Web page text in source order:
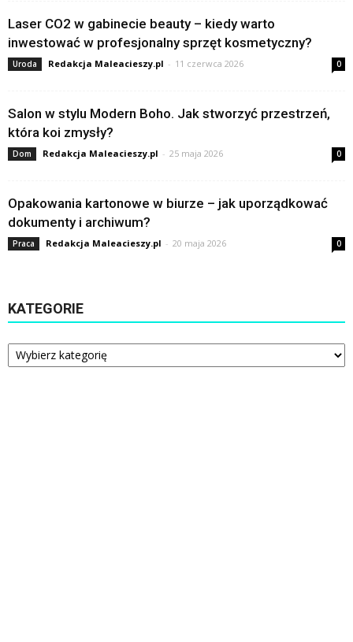
Laser CO2 w gabinecie beauty – kiedy warto
inwestować w profesjonalny sprzęt kosmetyczny?
Uroda Redakcja Maleacieszy.pl - 11 czerwca 2026 0
Salon w stylu Modern Boho. Jak stworzyć przestrzeń,
która koi zmysły?
Dom Redakcja Maleacieszy.pl - 25 maja 2026 0
Opakowania kartonowe w biurze – jak uporządkować
dokumenty i archiwum?
Praca Redakcja Maleacieszy.pl - 20 maja 2026 0
KATEGORIE
Kategorie